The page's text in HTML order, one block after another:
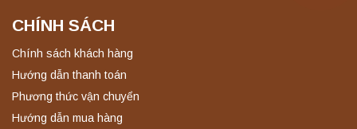
CHÍNH SÁCH
Chính sách khách hàng
Hướng dẫn thanh toán
Phương thức vận chuyển
Hướng dẫn mua hàng